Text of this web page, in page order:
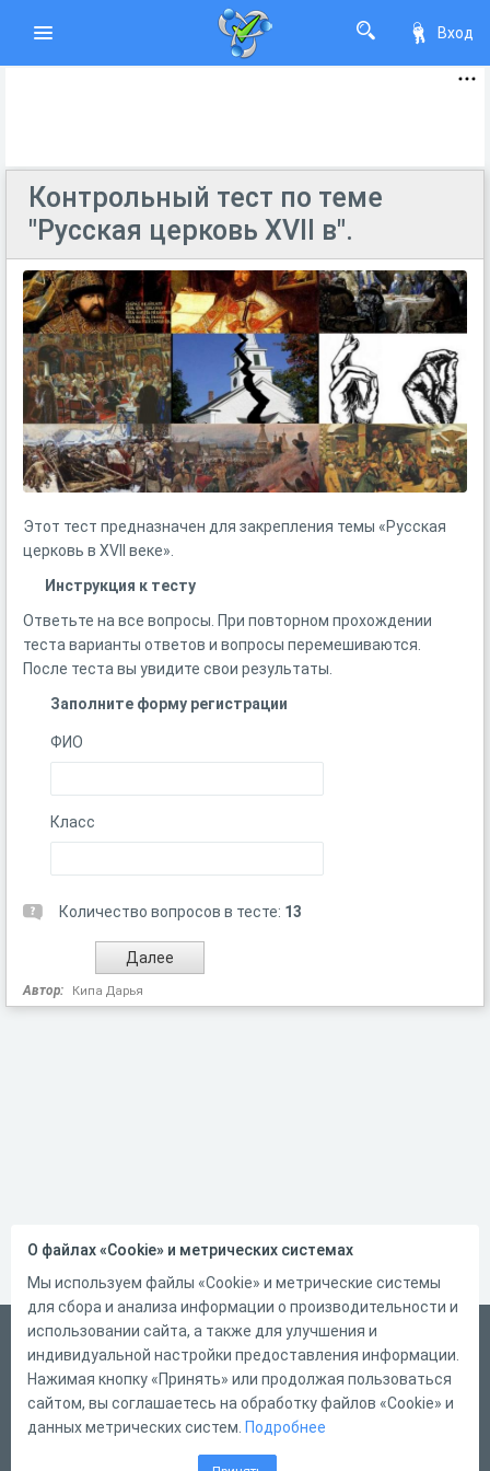
Вход
Контрольный тест по теме
"Русская церковь XVII в".
Этот тест предназначен для закрепления темы «Русская
церковь в XVII веке».
Инструкция к тесту
Ответьте на все вопросы. При повторном прохождении
теста варианты ответов и вопросы перемешиваются.
После теста вы увидите свои результаты.
Заполните форму регистрации
ФИО
Класс
Количество вопросов в тесте: 13
Автор: Кипа Дарья
Русский
Справка
Форма обратной связи
О файлах «Cookie» и метрических системах
Мы используем файлы «Cookie» и метрические системы
для сбора и анализа информации о производительности и
использовании сайта, а также для улучшения и
индивидуальной настройки предоставления информации.
Нажимая кнопку «Принять» или продолжая пользоваться
сайтом, вы соглашаетесь на обработку файлов «Cookie» и
данных метрических систем. Подробнее